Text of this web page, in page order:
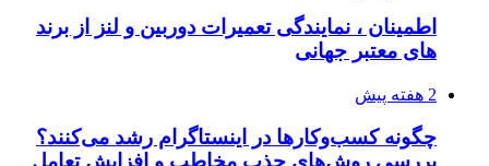
اطمینان ، نمایندگی تعمیرات دوربین و لنز از برند
های معتبر جهانی
2 هفته پیش
چگونه کسب‌وکارها در اینستاگرام رشد می‌کنند؟
بررسی روش‌های جذب مخاطب و افزایش تعامل